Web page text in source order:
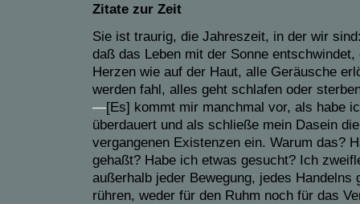
Zitate zur Zeit
Sie ist traurig, die Jahreszeit, in der wir
daß das Leben mit der Sonne
Herzen wie auf der Haut, alle Geräusche
werden fahl, alles geht schlafen oder
—[Es] kommt mir manchmal vor, als habe
überdauert und als schließe mein Dasein
vergangenen Existenzen ein. Warum das?
gehaßt? Habe ich etwas gesucht? Ich
außerhalb jeder Bewegung, jedes Handelns
rühren, weder für den Ruhm noch für das